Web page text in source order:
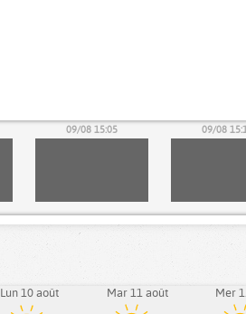
09/08 15:05 09/08
Lun 10 août Mar 11 août Mer